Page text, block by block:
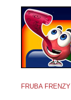
FRUBA FRENZY